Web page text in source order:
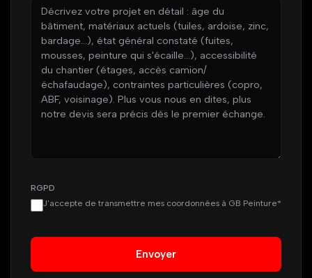
RGPD
J'accepte de transmettre mes coordonnées à GB Peinture*